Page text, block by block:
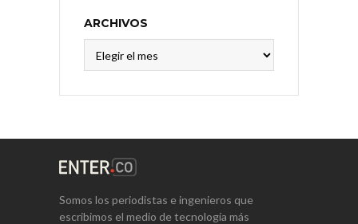
ARCHIVOS
Somos los periodistas e ingenieros que
escribimos el medio de tecnología más